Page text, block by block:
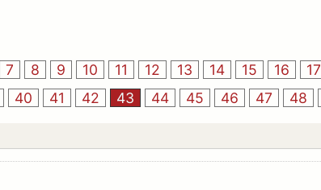
7 8 9 10 11 12 13 14 15 16 17
40 41 42 43 44 45 46 47 48